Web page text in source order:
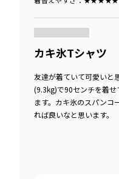
カキ氷Tシャツ
友達が着ていて可愛いと
(9.3kg)で90センチを着
ます。カキ氷のスパンコ
れば良いなと思います。